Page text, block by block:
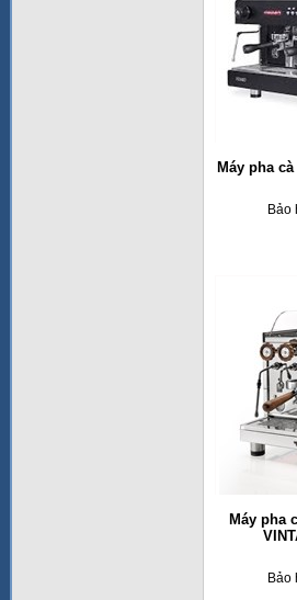
Máy pha
Bảo
Máy pha
Bảo